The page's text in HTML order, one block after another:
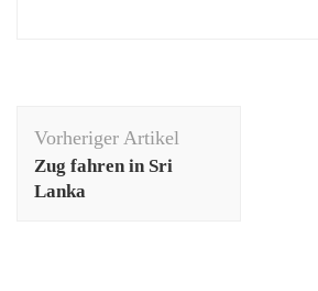
Vorheriger Artikel
Zug fahren in Sri
Lanka